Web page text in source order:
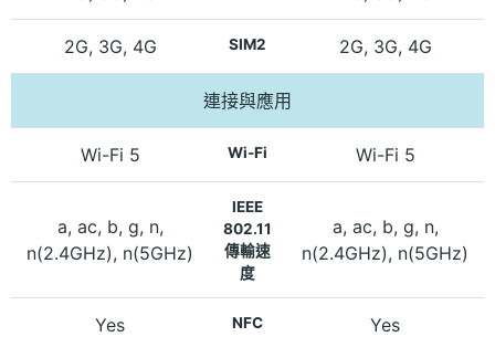
2G, 3G, 4G SIM2 2G, 3G, 4G
連接與應用
Wi-Fi 5 Wi-Fi Wi-Fi 5
a, ac, b, g, n,
n(2.4GHz), n(5GHz)
IEEE
802.11
傳輸速
度
a, ac, b, g, n,
n(2.4GHz), n(5GHz)
Yes NFC Yes